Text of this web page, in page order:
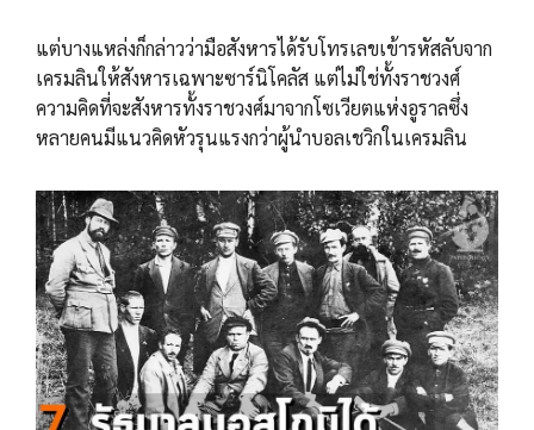
แต่บางแหล่งก็กล่าวว่ามือสังหารได้รับโทรเลขเข้ารหัสลับจาก
เครมลินให้สังหารเฉพาะซาร์นิโคลัส แต่ไม่ใช่ทั้งราชวงศ์
ความคิดที่จะสังหารทั้งราชวงศ์มาจากโซเวียตแห่งอูราลซึ่ง
หลายคนมีแนวคิดหัวรุนแรงกว่าผู้นำบอลเชวิกในเครมลิน